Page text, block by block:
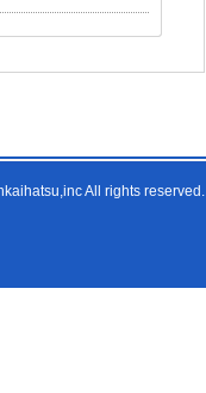
All rights reserved.